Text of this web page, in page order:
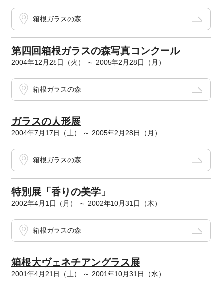
箱根ガラスの森
第四回箱根ガラスの森写真コンクール
2004年12月28日（火） ～ 2005年2月28日（月）
箱根ガラスの森
ガラスの人形展
2004年7月17日（土） ～ 2005年2月28日（月）
箱根ガラスの森
特別展「香りの美学」
2002年4月1日（月） ～ 2002年10月31日（木）
箱根ガラスの森
箱根大ヴェネチアングラス展
2001年4月21日（土） ～ 2001年10月31日（水）